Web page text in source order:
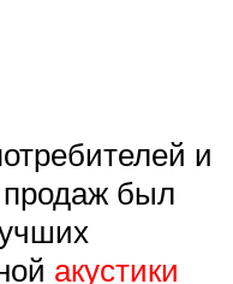
и
продаж был
акустики